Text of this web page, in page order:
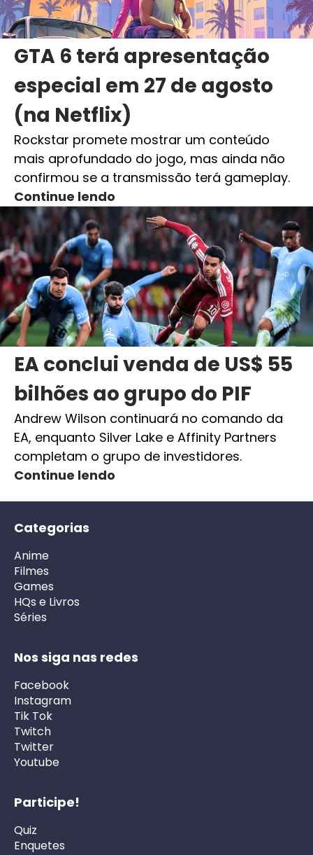
GTA 6 terá apresentação
especial em 27 de agosto
(na Netflix)
Rockstar promete mostrar um conteúdo
mais aprofundado do jogo, mas ainda não
confirmou se a transmissão terá gameplay.
Continue lendo
EA conclui venda de US$ 55
bilhões ao grupo do PIF
Andrew Wilson continuará no comando da
EA, enquanto Silver Lake e Affinity Partners
completam o grupo de investidores.
Continue lendo
Categorias
Anime
Filmes
Games
HQs e Livros
Séries
Nos siga nas redes
Facebook
Instagram
Tik Tok
Twitch
Twitter
Youtube
Participe!
Quiz
Enquetes